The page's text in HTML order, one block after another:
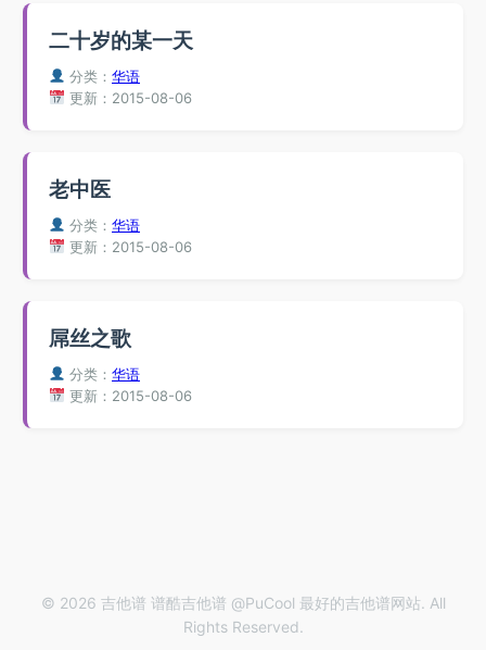
二十岁的某一天
分类：华语
更新：2015-08-06
老中医
分类：华语
更新：2015-08-06
屌丝之歌
分类：华语
更新：2015-08-06
© 2026 吉他谱 谱酷吉他谱 @PuCool 最好的吉他谱网站. All
Rights Reserved.